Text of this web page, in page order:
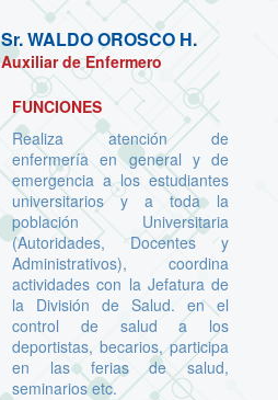
Sr.WALDO OROSCO H.
Auxiliar de Enfermero
FUNCIONES
Realiza atención de
enfermería en general y de
emergencia a los estudiantes
universitarios y a toda la
población Universitaria
(Autoridades, Docentes y
Administrativos), coordina
actividades con la Jefatura de
la División de Salud. en el
control de salud a los
deportistas, becarios, participa
en las ferias de salud,
seminarios etc.